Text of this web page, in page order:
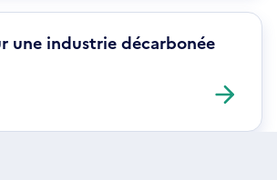
une industrie décarbonée